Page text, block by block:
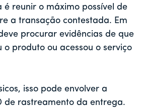
reunir o máximo possível de
a transação contestada. Em
procurar evidências de que
o produto ou acessou o serviço
isso pode envolver a
de rastreamento da entrega.